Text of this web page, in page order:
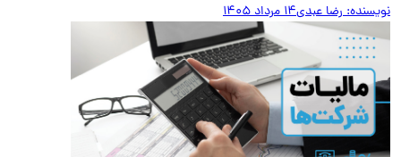
رضا عبدی14 مرداد 1405